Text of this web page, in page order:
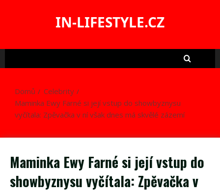
IN-LIFESTYLE.CZ
Domů
Celebrity
Maminka Ewy Farné si její vstup do showbyznysu
vyčítala: Zpěvačka v ní však dnes má skvělé zázemí
Maminka Ewy Farné si její vstup do
showbyznysu vyčítala: Zpěvačka v